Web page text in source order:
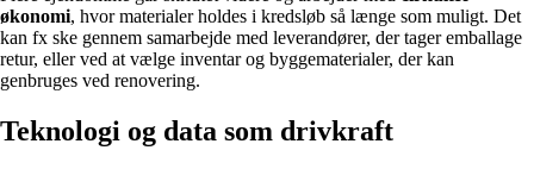
økonomi, hvor materialer holdes i kredsløb så længe som muligt. Det
kan fx ske gennem samarbejde med leverandører, der tager emballage
retur, eller ved at vælge inventar og byggematerialer, der kan
genbruges ved renovering.
Teknologi og data som drivkraft